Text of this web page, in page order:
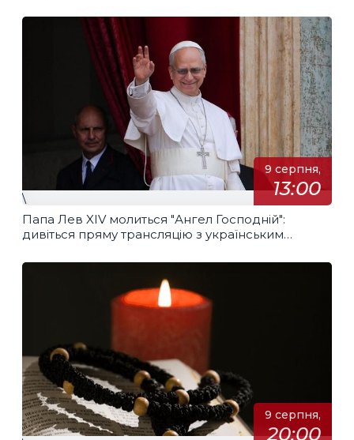
9 серпня,
13:00
\
Папа Лев XIV молиться "Ангел Господній":
дивіться пряму трансляцію з українським
9 серпня,
20:00